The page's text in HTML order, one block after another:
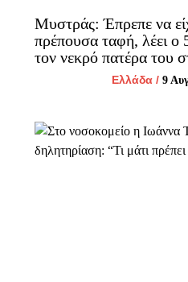
Μυστράς: Έπρεπε να
πρέπουσα ταφή, λέει ο
τον νεκρό πατέρα του
Ελλάδα/ 9